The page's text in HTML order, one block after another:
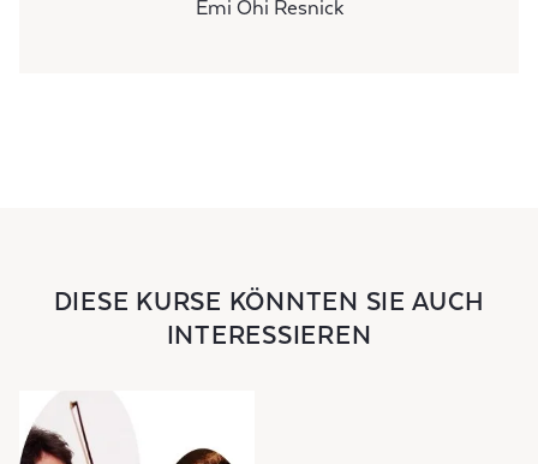
Emi Ohi Resnick
DIESE KURSE KÖNNTEN SIE AUCH
INTERESSIEREN